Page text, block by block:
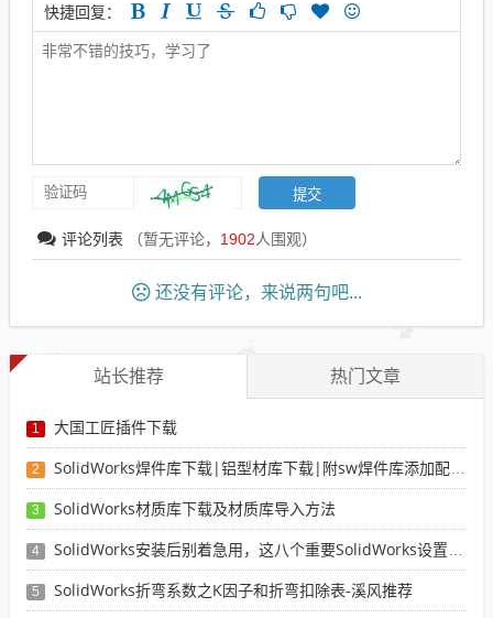
快捷回复：
评论列表 （暂无评论， 1902人围观）
还没有评论，来说两句吧...
站长推荐 热门文章
1 大国工匠插件下载
2 SolidWorks焊件库下载|铝型材库下载|附sw焊件库添加配置使用教程
3 SolidWorks材质库下载及材质库导入方法
4 SolidWorks安装后别着急用，这八个重要SolidWorks设置可以提高你的画图效率
5 SolidWorks折弯系数之K因子和折弯扣除表-溪风推荐